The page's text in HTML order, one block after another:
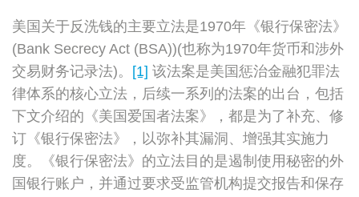
美国关于反洗钱的主要立法是1970年《银行保密法》
(Bank Secrecy Act (BSA))(也称为1970年货币和涉外
交易财务记录法)。 [1] 该法案是美国惩治金融犯罪法
律体系的核心立法，后续一系列的法案的出台，包括
下文介绍的《美国爱国者法案》，都是为了补充、修
订《银行保密法》，以弥补其漏洞、增强其实施力
度。《银行保密法》的立法目的是遏制使用秘密的外
国银行账户，并通过要求受监管机构提交报告和保存